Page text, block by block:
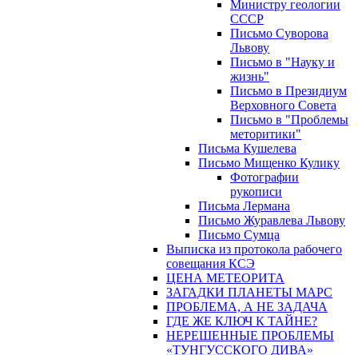
Министру геологии
СССР
Письмо Суворова
Львову
Письмо в "Науку и
жизнь"
Письмо в Президиум
Верховного Совета
Письмо в "Проблемы
меторитики"
Письма Кушелева
Письмо Мищенко Кулику
Фотографии
рукописи
Письма Лермана
Письмо Журавлева Львову
Письмо Сумца
Выписка из протокола рабочего
совещания КСЭ
ЦЕНА МЕТЕОРИТА
ЗАГАДКИ ПЛАНЕТЫ МАРС
ПРОБЛЕМА, А НЕ ЗАДАЧА
ГДЕ ЖЕ КЛЮЧ К ТАЙНЕ?
НЕРЕШЕННЫЕ ПРОБЛЕМЫ
«ТУНГУССКОГО ДИВА»